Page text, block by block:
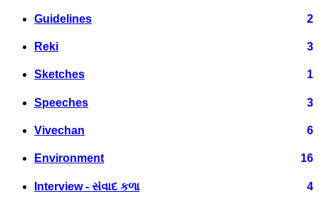
Guidelines 2
Reki 3
Sketches 1
Speeches 3
Vivechan 6
Environment 16
Interview - સંવાદ કળા 4